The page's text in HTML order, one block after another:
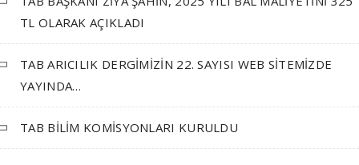
TL OLARAK AÇIKLADI
TAB ARICILIK DERGİMİZİN 22. SAYISI WEB SİTEMİZDE
YAYINDA…
TAB BİLİM KOMİSYONLARI KURULDU